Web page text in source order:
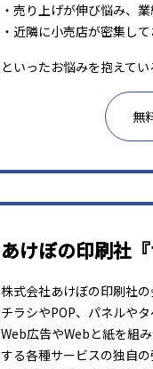
・売り上げが伸び悩み、
・近隣に小売店が密集し
といったお悩みを抱えて
無
あけぼの印刷社
株式会社あけぼの印刷社の
チラシやPOP、パネルや
Web広告やWebと紙を組
する各種サービスの独自の